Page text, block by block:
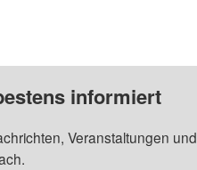
informiert
Veranstaltungen und